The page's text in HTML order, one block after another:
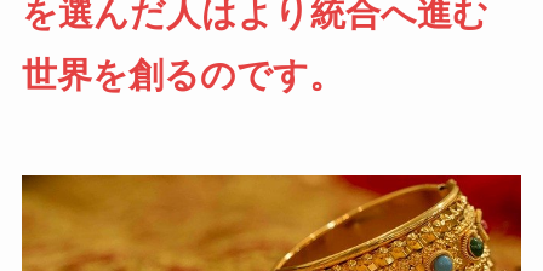
を選んだ人はより統合へ進む
世界を創るのです。